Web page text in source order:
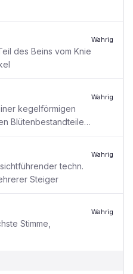
des Beins vom Knie
Wahrig
kegelförmigen
Blütenbestandteilen
Wahrig
techn.
Steiger
Wahrig
Stimme,
Wahrig